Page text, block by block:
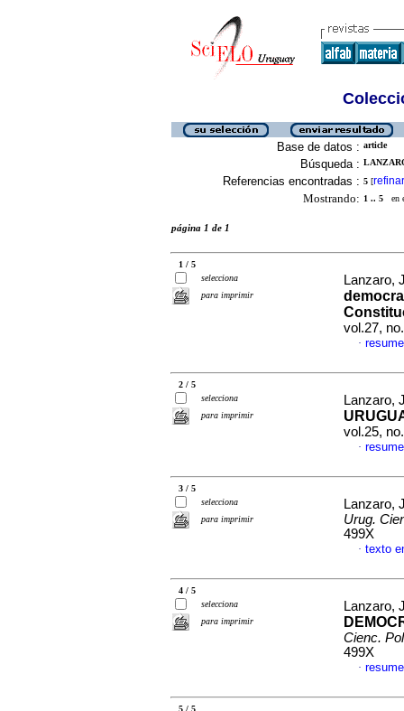
Base de datos : article
Búsqueda :
Referencias encontradas : 5 [refinar
Mostrando: 1 .. 5 en
página 1 de 1
1 / 5
selecciona
para imprimir
Lanzaro,
vol.27,
·
2 / 5
selecciona
para imprimir
Lanzaro,
vol.25,
·
3 / 5
selecciona
para imprimir
Lanzaro,
Urug.
499X
· texto
4 / 5
selecciona
para imprimir
Lanzaro,
Cienc.
499X
·
5 / 5